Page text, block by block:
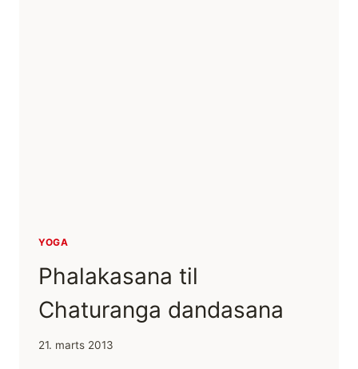
YOGA
Phalakasana til
Chaturanga dandasana
21. marts 2013